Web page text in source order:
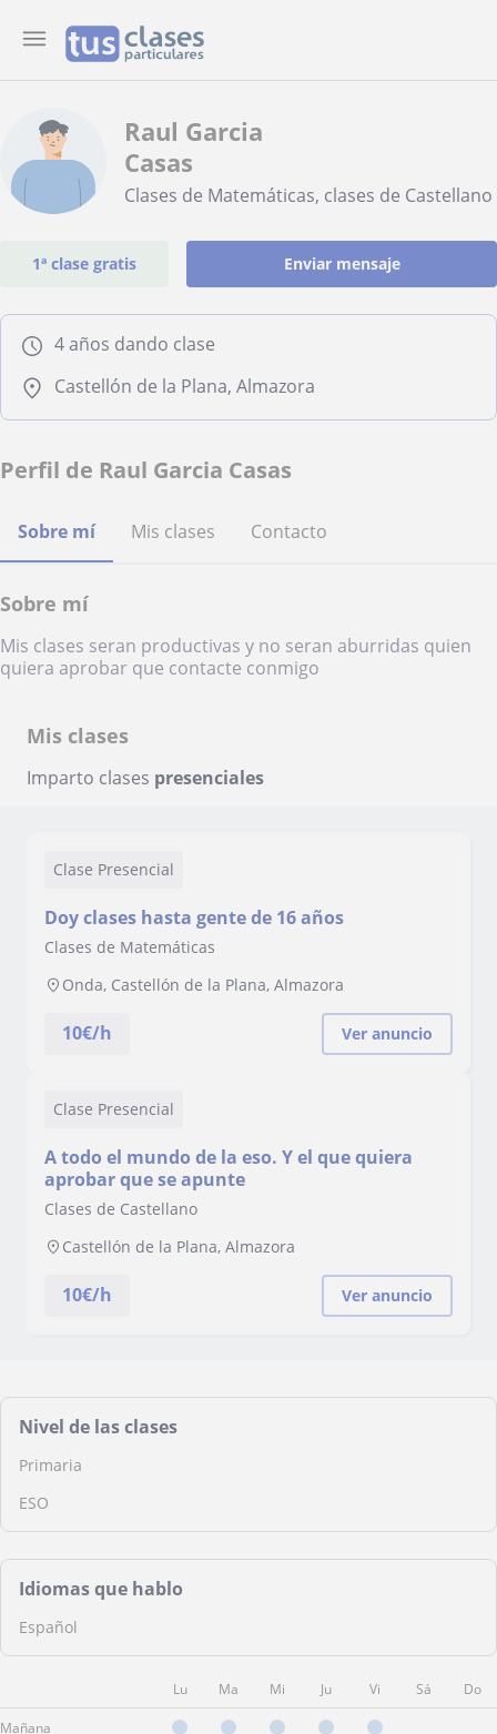
Raul Garcia
Casas
Clases de Matemáticas, clases de Castellano
1ª clase gratis Enviar mensaje
4 años dando clase
Castellón de la Plana, Almazora
Perfil de Raul Garcia Casas
Sobre mí Mis clases Contacto
Sobre mí
Mis clases seran productivas y no seran aburridas quien
quiera aprobar que contacte conmigo
Mis clases
Imparto clases presenciales
Clase Presencial
Doy clases hasta gente de 16 años
Clases de Matemáticas
Onda, Castellón de la Plana, Almazora
10€/h Ver anuncio
Clase Presencial
A todo el mundo de la eso. Y el que quiera
aprobar que se apunte
Clases de Castellano
Castellón de la Plana, Almazora
10€/h Ver anuncio
Nivel de las clases
Primaria
ESO
Idiomas que hablo
Español
Lu Ma Mi Ju Vi Sá Do
Mañana